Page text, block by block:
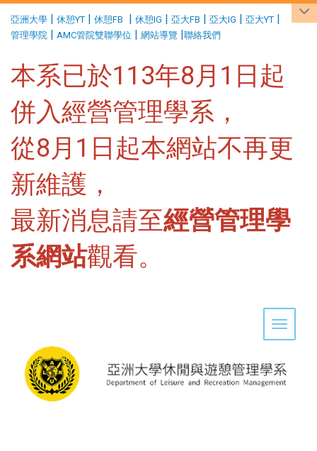
亞洲大學 | 休憩YT | 休憩FB | 休憩IG | 亞大FB | 亞大IG | 亞大YT |
管理學院 | AMC管院雙聯學位 | 網站導覽 |聯絡我們
本系已於113年8月1日起
併入經營管理學系，
從8月1日起本網站不再更
新維護，
最新消息請至經營管理學
系網站觀看。
Toggle